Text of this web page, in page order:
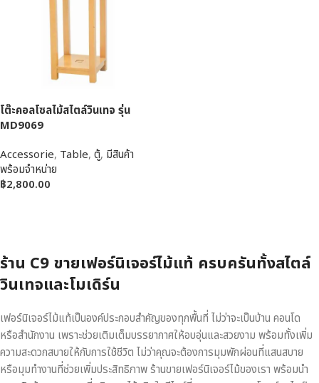
โต๊ะคอลโซลไม้สไตล์วินเทจ รุ่น
MD9069
Accessorie, Table, ตู้, มีสินค้า
พร้อมจำหน่าย
฿2,800.00
ร้าน C9 ขายเฟอร์นิเจอร์ไม้แท้ ครบครันทั้งสไตล์
วินเทจและโมเดิร์น
เฟอร์นิเจอร์ไม้แท้เป็นองค์ประกอบสำคัญของทุกพื้นที่ ไม่ว่าจะเป็นบ้าน คอนโด
หรือสำนักงาน เพราะช่วยเติมเต็มบรรยากาศให้อบอุ่นและสวยงาม พร้อมทั้งเพิ่ม
ความสะดวกสบายให้กับการใช้ชีวิต ไม่ว่าคุณจะต้องการมุมพักผ่อนที่แสนสบาย
หรือมุมทำงานที่ช่วยเพิ่มประสิทธิภาพ ร้านขายเฟอร์นิเจอร์ไม้ของเรา พร้อมนำ